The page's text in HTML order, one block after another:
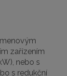
zařízením
nebo s
s redukční